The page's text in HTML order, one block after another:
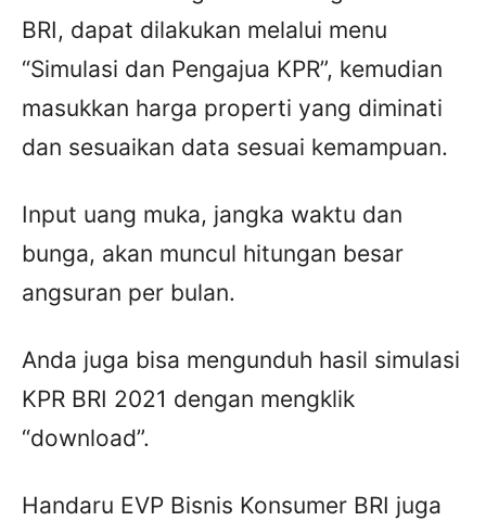
BRI, dapat dilakukan melalui menu
“Simulasi dan Pengajua KPR”, kemudian
masukkan harga properti yang diminati
dan sesuaikan data sesuai kemampuan.
Input uang muka, jangka waktu dan
bunga, akan muncul hitungan besar
angsuran per bulan.
Anda juga bisa mengunduh hasil simulasi
KPR BRI 2021 dengan mengklik
“download”.
Handaru EVP Bisnis Konsumer BRI juga